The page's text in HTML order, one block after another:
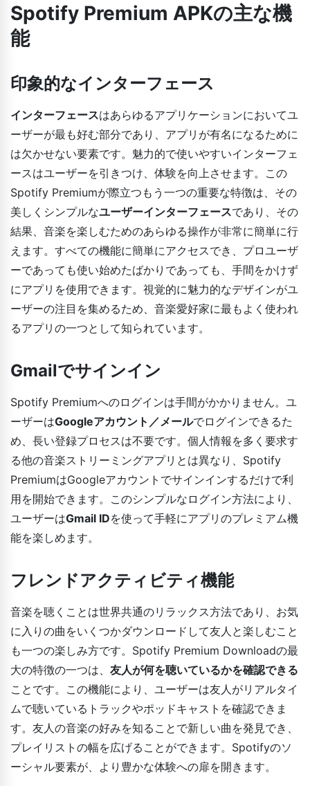
Spotify Premium APKの主な機
能
印象的なインターフェース
インターフェースはあらゆるアプリケーションにおいてユ
ーザーが最も好む部分であり、アプリが有名になるために
は欠かせない要素です。魅力的で使いやすいインターフェ
ースはユーザーを引きつけ、体験を向上させます。この
Spotify Premiumが際立つもう一つの重要な特徴は、その
美しくシンプルなユーザーインターフェースであり、その
結果、音楽を楽しむためのあらゆる操作が非常に簡単に行
えます。すべての機能に簡単にアクセスでき、プロユーザ
ーであっても使い始めたばかりであっても、手間をかけず
にアプリを使用できます。視覚的に魅力的なデザインがユ
ーザーの注目を集めるため、音楽愛好家に最もよく使われ
るアプリの一つとして知られています。
Gmailでサインイン
Spotify Premiumへのログインは手間がかかりません。ユ
ーザーはGoogleアカウント／メールでログインできるた
め、長い登録プロセスは不要です。個人情報を多く要求す
る他の音楽ストリーミングアプリとは異なり、Spotify
PremiumはGoogleアカウントでサインインするだけで利
用を開始できます。このシンプルなログイン方法により、
ユーザーはGmail IDを使って手軽にアプリのプレミアム機
能を楽しめます。
フレンドアクティビティ機能
音楽を聴くことは世界共通のリラックス方法であり、お気
に入りの曲をいくつかダウンロードして友人と楽しむこと
も一つの楽しみ方です。Spotify Premium Downloadの最
大の特徴の一つは、 友人が何を聴いているかを確認できる
ことです。この機能により、ユーザーは友人がリアルタイ
ムで聴いているトラックやポッドキャストを確認できま
す。友人の音楽の好みを知ることで新しい曲を発見でき、
プレイリストの幅を広げることができます。Spotifyのソ
ーシャル要素が、より豊かな体験への扉を開きます。